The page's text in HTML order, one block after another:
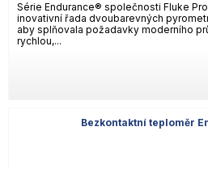
Série Endurance® společnosti Fluke
inovativní řada dvoubarevných
aby splňovala požadavky moderního
rychlou,...
Bezkontaktní teploměr